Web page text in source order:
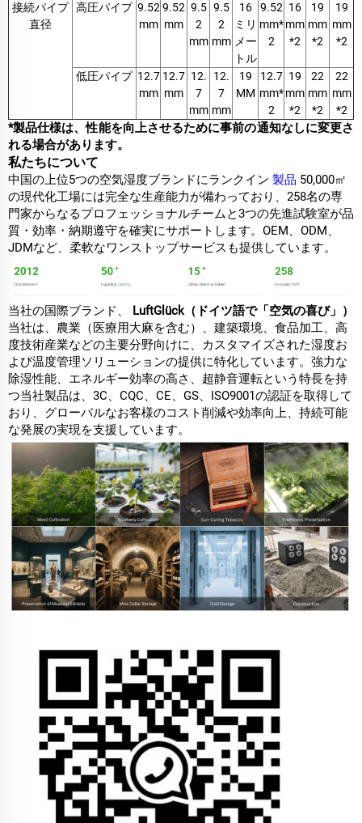
接続パイプ
直径
高圧パイプ 9.52
mm
9.52
mm
9.5
2
mm
9.5
2
mm
16
ミリ
メー
トル
9.52
mm*
2
16
mm
*2
19
mm
*2
19
mm
*2
低圧パイプ 12.7
mm
12.7
mm
12.
7
mm
12.
7
mm
19
MM
12.7
mm*
2
19
mm
*2
22
mm
*2
22
mm
*2
*製品仕様は、性能を向上させるために事前の通知なしに変更さ
れる場合があります。
私たちについて
中国の上位5つの空気湿度ブランドにランクイン 製品 50,000㎡
の現代化工場には完全な生産能力が備わっており、258名の専
門家からなるプロフェッショナルチームと3つの先進試験室が品
質・効率・納期遵守を確実にサポートします。OEM、ODM、
JDMなど、柔軟なワンストップサービスも提供しています。
当社の国際ブランド、 LuftGlück（ドイツ語で「空気の喜び」）
当社は、農業（医療用大麻を含む）、建築環境、食品加工、高
度技術産業などの主要分野向けに、カスタマイズされた湿度お
よび温度管理ソリューションの提供に特化しています。強力な
除湿性能、エネルギー効率の高さ、超静音運転という特長を持
つ当社製品は、3C、CQC、CE、GS、ISO9001の認証を取得して
おり、グローバルなお客様のコスト削減や効率向上、持続可能
な発展の実現を支援しています。